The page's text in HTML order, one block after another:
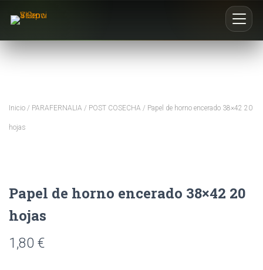
Inicio / PARAFERNALIA / POST COSECHA / Papel de horno encerado 38×42 20
hojas
Papel de horno encerado 38×42 20
hojas
1,80 €